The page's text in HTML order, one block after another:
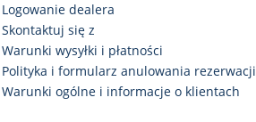
Logowanie dealera
Skontaktuj się z
Warunki wysyłki i płatności
Polityka i formularz anulowania rezerwacji
Warunki ogólne i informacje o klientach